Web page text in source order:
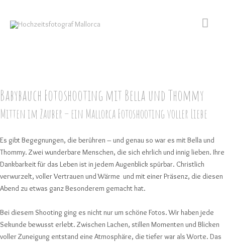
springen
Babybauch Fotoshooting mit Bella und Thommy
Mitten im Zauber – ein Mallorca Fotoshooting voller Liebe
Es gibt Begegnungen, die berühren – und genau so war es mit Bella und
Thommy. Zwei wunderbare Menschen, die sich ehrlich und innig lieben. Ihre
Dankbarkeit für das Leben ist in jedem Augenblick spürbar. Christlich
verwurzelt, voller Vertrauen und Wärme und mit einer Präsenz, die diesen
Abend zu etwas ganz Besonderem gemacht hat.
Bei diesem Shooting ging es nicht nur um schöne Fotos. Wir haben jede
Sekunde bewusst erlebt. Zwischen Lachen, stillen Momenten und Blicken
voller Zuneigung entstand eine Atmosphäre, die tiefer war als Worte. Das